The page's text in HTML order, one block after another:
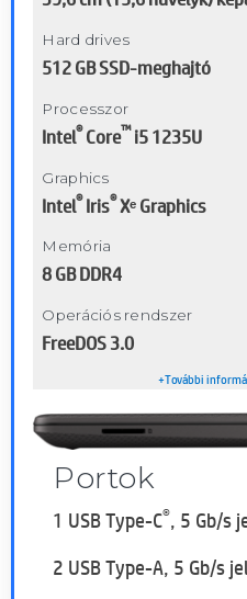
Hard drives
512 GB SSD-meghajtó
Processzor
Intel®Core™i5 1235U
Graphics
Intel®Iris®Xᵉ Graphics
Memória
8 GB DDR4
Operációs rendszer
FreeDOS 3.0
+További
Portok
1 USB Type-C®, 5 Gb/s
2 USB Type-A, 5 Gb/s